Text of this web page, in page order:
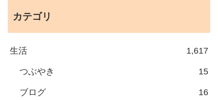
カテゴリ
生活 1,617
つぶやき 15
ブログ 16